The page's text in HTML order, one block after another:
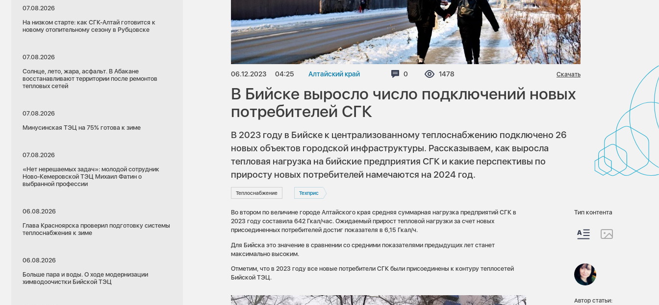
07.08.2026
На низком старте: как СГК-Алтай готовится к
новому отопительному сезону в Рубцовске
07.08.2026
Солнце, лето, жара, асфальт. В Абакане
восстанавливают территории после ремонтов
тепловых сетей
07.08.2026
Минусинская ТЭЦ на 75% готова к зиме
07.08.2026
«Нет нерешаемых задач»: молодой сотрудник
Ново-Кемеровской ТЭЦ Михаил Фатин о
выбранной профессии
06.08.2026
Глава Красноярска проверил подготовку системы
теплоснабжения к зиме
06.08.2026
Больше пара и воды. О ходе модернизации
химводоочистки Бийской ТЭЦ
06.12.2023 04:25 Алтайский край Комментариев:
0 Просмотров:
1478 Скачать
В Бийске выросло число подключений новых
потребителей СГК
В 2023 году в Бийске к централизованному теплоснабжению подключено 26
новых объектов городской инфраструктуры. Рассказываем, как выросла
тепловая нагрузка на бийские предприятия СГК и какие перспективы по
приросту новых потребителей намечаются на 2024 год.
Теплоснабжение Техприс
Во втором по величине городе Алтайского края средняя суммарная нагрузка предприятий СГК в
2023 году составила 642 Гкал/час. Ожидаемый прирост тепловой нагрузки за счет новых
присоединенных потребителей достиг показателя в 6,15 Гкал/ч.
Для Бийска это значение в сравнении со средними показателями предыдущих лет станет
максимально высоким.
Отметим, что в 2023 году все новые потребители СГК были присоединены к контуру теплосетей
Бийской ТЭЦ.
Тип контента
Автор статьи: